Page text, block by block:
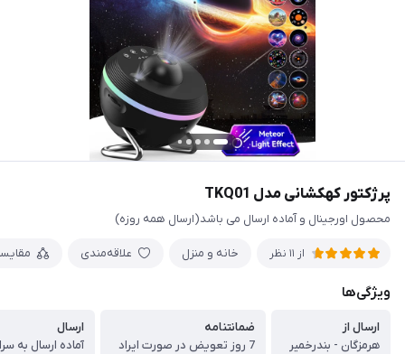
پرژکتور کهکشانی مدل TKQ01
محصول اورجینال و آماده ارسال می باشد(ارسال همه روزه)
از 11 نظر خانه و منزل علاقه‌مندی
ویژگی‌ها
ارسال از
هرمزگان - بندرخمیر
ضمانتنامه
7 روز تعویض در صورت ایراد
ارسال
آماده ارسال به